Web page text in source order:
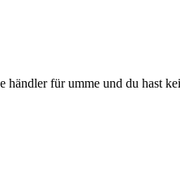
für umme und du hast